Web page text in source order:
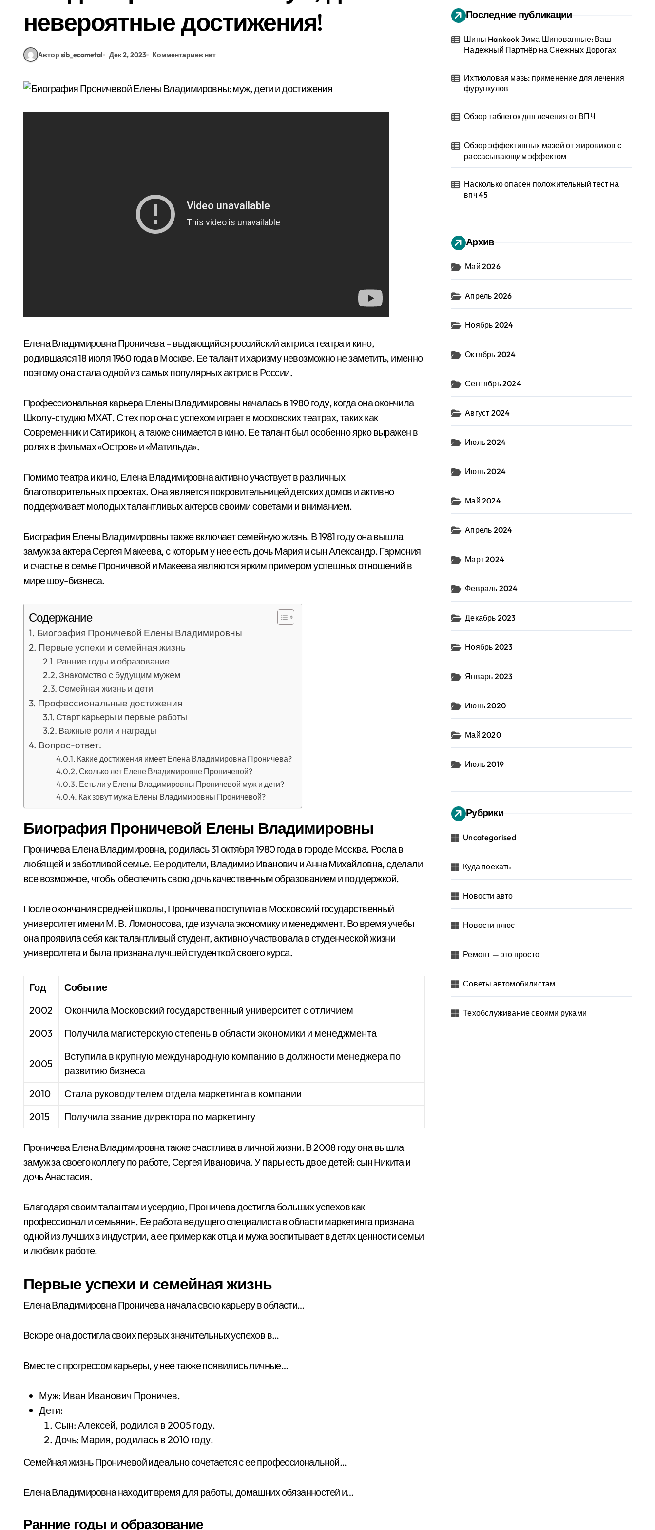
невероятные достижения!
Автор sib_ecometal Дек 2, 2023 Комментариев нет
Елена Владимировна Проничева – выдающийся российский актриса театра и кино,
родившаяся 18 июля 1960 года в Москве. Ее талант и харизму невозможно не заметить, именно
поэтому она стала одной из самых популярных актрис в России.
Профессиональная карьера Елены Владимировны началась в 1980 году, когда она окончила
Школу-студию МХАТ. С тех пор она с успехом играет в московских театрах, таких как
Современник и Сатирикон, а также снимается в кино. Ее талант был особенно ярко выражен в
ролях в фильмах «Остров» и «Матильда».
Помимо театра и кино, Елена Владимировна активно участвует в различных
благотворительных проектах. Она является покровительницей детских домов и активно
поддерживает молодых талантливых актеров своими советами и вниманием.
Биография Елены Владимировны также включает семейную жизнь. В 1981 году она вышла
замуж за актера Сергея Макеева, с которым у нее есть дочь Мария и сын Александр. Гармония
и счастье в семье Проничевой и Макеева являются ярким примером успешных отношений в
мире шоу-бизнеса.
Содержание
Биография Проничевой Елены Владимировны
Первые успехи и семейная жизнь
Ранние годы и образование
Знакомство с будущим мужем
Семейная жизнь и дети
Профессиональные достижения
Старт карьеры и первые работы
Важные роли и награды
Вопрос-ответ:
Какие достижения имеет Елена Владимировна Проничева?
Сколько лет Елене Владимировне Проничевой?
Есть ли у Елены Владимировны Проничевой муж и дети?
Как зовут мужа Елены Владимировны Проничевой?
Биография Проничевой Елены Владимировны
Проничева Елена Владимировна, родилась 31 октября 1980 года в городе Москва. Росла в
любящей и заботливой семье. Ее родители, Владимир Иванович и Анна Михайловна, сделали
все возможное, чтобы обеспечить свою дочь качественным образованием и поддержкой.
После окончания средней школы, Проничева поступила в Московский государственный
университет имени М. В. Ломоносова, где изучала экономику и менеджмент. Во время учебы
она проявила себя как талантливый студент, активно участвовала в студенческой жизни
университета и была признана лучшей студенткой своего курса.
Год
Событие
2002
Окончила Московский государственный университет с отличием
2003
Получила магистерскую степень в области экономики и менеджмента
2005
Вступила в крупную международную компанию в должности менеджера по
развитию бизнеса
2010
Стала руководителем отдела маркетинга в компании
2015
Получила звание директора по маркетингу
Проничева Елена Владимировна также счастлива в личной жизни. В 2008 году она вышла
замуж за своего коллегу по работе, Сергея Ивановича. У пары есть двое детей: сын Никита и
дочь Анастасия.
Благодаря своим талантам и усердию, Проничева достигла больших успехов как
профессионал и семьянин. Ее работа ведущего специалиста в области маркетинга признана
одной из лучших в индустрии, а ее пример как отца и мужа воспитывает в детях ценности семьи
и любви к работе.
Первые успехи и семейная жизнь
Елена Владимировна Проничева начала свою карьеру в области…
Вскоре она достигла своих первых значительных успехов в…
Вместе с прогрессом карьеры, у нее также появились личные…
Муж: Иван Иванович Проничев.
Дети:
Сын: Алексей, родился в 2005 году.
Дочь: Мария, родилась в 2010 году.
Семейная жизнь Проничевой идеально сочетается с ее профессиональной…
Елена Владимировна находит время для работы, домашних обязанностей и…
Ранние годы и образование
Последние публикации
Шины Hankook Зима Шипованные: Ваш
Надежный Партнёр на Снежных Дорогах
Ихтиоловая мазь: применение для лечения
фурункулов
Обзор таблеток для лечения от ВПЧ
Обзор эффективных мазей от жировиков с
рассасывающим эффектом
Насколько опасен положительный тест на
впч 45
Архив
Май 2026
Апрель 2026
Ноябрь 2024
Октябрь 2024
Сентябрь 2024
Август 2024
Июль 2024
Июнь 2024
Май 2024
Апрель 2024
Март 2024
Февраль 2024
Декабрь 2023
Ноябрь 2023
Январь 2023
Июнь 2020
Май 2020
Июль 2019
Рубрики
Uncategorised
Куда поехать
Новости авто
Новости плюс
Ремонт — это просто
Советы автомобилистам
Техобслуживание своими руками